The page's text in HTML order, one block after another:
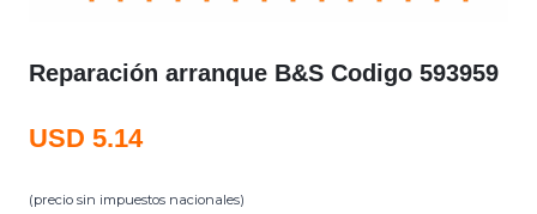
Reparación arranque B&S Codigo 593959
USD 5.14
(precio sin impuestos nacionales)